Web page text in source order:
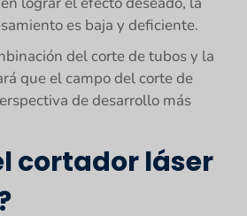
es baja y deficiente.
del corte de tubos y la
que el campo del corte de
de desarrollo más
cortador láser